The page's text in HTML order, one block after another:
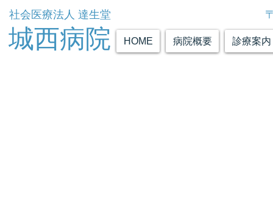
社会医療法人 達生堂
城西病院 HOME 病院概要 診療案内